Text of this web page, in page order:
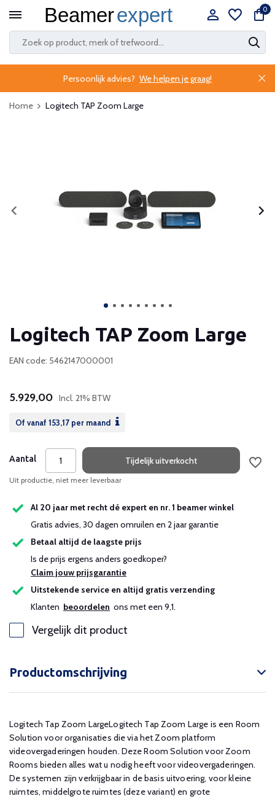
0
Persoonlijk advies? We helpen je graag!
Home Logitech TAP Zoom Large
Logitech TAP Zoom Large
EAN code: 5462147000001
5.929,00 Incl. 21% BTW
Of vanaf 153,17 per maand
Aantal Tijdelijk uitverkocht
Uit productie, niet meer leverbaar
Al 20 jaar met recht dé expert en nr. 1 beamer winkel
Gratis advies, 30 dagen omruilen en 2 jaar garantie
Betaal altijd de laagste prijs
Is de prijs ergens anders goedkoper?
Claim jouw prijsgarantie
Uitstekende service en altijd gratis verzending
Klanten beoordelen ons met een 9,1.
Vergelijk dit product
Productomschrijving
Logitech Tap Zoom LargeLogitech Tap Zoom Large is een Room
Solution voor organisaties die via het Zoom platform
videovergaderingen houden. Deze Room Solution voor Zoom
Rooms bieden alles wat u nodig heeft voor videovergaderingen.
De systemen zijn verkrijgbaar in de basis uitvoering, voor kleine
ruimtes, middelgrote ruimtes (deze variant) en grote